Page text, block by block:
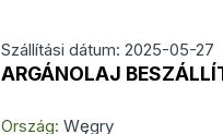
Szállítási dátum: 2025-05-27
ARGÁNOLAJ
Ország: Węgry